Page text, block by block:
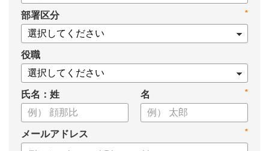
本資料では、データに基づいた「予測型人事戦略」を通じて、離
職を未然に防ぐ実践的なアプローチを解説します。
【資料の内容】
・中核人材の離職が経営を揺るがす理由と経営インパクトの定
量化
・「びっくり退職」のメカニズムと離職予兆シグナルの読み方
・注意すべき複合シグナル5タイプ
・1on1とサーベイの再設計、オンボーディング設計の見直し
・データドリブン人事の実践フローと導入効果・ROI
*
部署区分
役職
氏名：姓 *
名
*
メールアドレス